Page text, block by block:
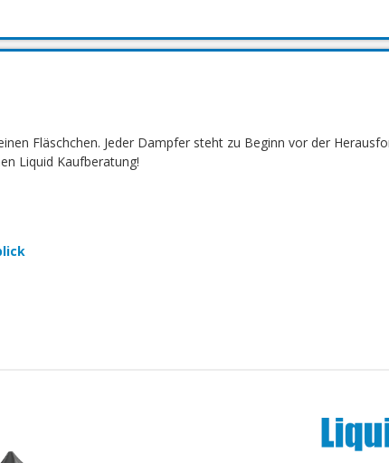
Fläschchen. Jeder Dampfer steht zu Beginn vor der
Liquid Kaufberatung!